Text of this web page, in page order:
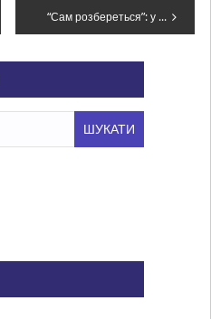
“Сам розбереться”: у Дніпрі закривавлений чоловік схвилював перехожих